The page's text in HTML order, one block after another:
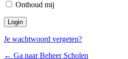
Onthoud mij
Je wachtwoord vergeten?
← Ga naar Beheer Scholen